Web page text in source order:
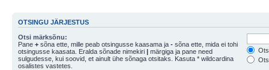
OTSINGU JÄRJESTUS
Otsi märksõnu:
Pane + sõna ette, mille peab otsingusse kaasama ja - sõna ette, mida ei tohi
otsingusse kaasata. Eralda sõnade nimekiri | märgiga ja pane need
sulgudesse, kui soovid, et ainult ühe sõnaga otsitaks. Kasuta * wildcardina
osalistes vastetes.